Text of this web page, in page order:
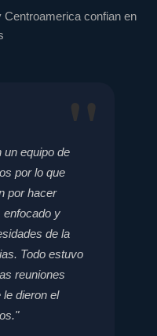
confian en
equipo de
por lo que
por hacer
enfocado y
de la
Todo estuvo
reuniones
le dieron el